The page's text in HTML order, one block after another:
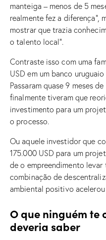
manteiga – menos de 5
realmente fez a diferença”,
mostrar que trazia
o talento local”.
Contraste isso com uma
USD em um banco
Passaram quase 9 meses
finalmente tiveram que
investimento para um
o processo.
Ou aquele investidor que
175.000 USD para um
de o empreendimento levar
combinação de
ambiental positivo
O que ninguém te
deveria saber